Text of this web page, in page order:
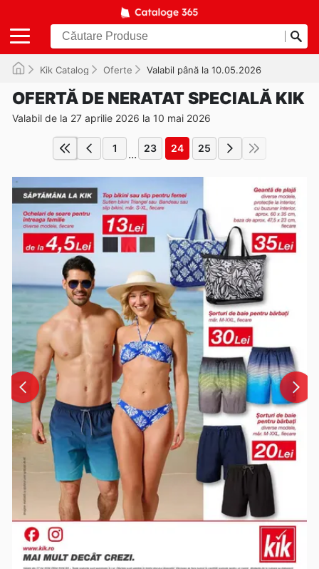
Kik Catalog Oferte Valabil până la 10.05.2026
OFERTĂ DE NERATAT SPECIALĂ KIK
Valabil de la 27 aprilie 2026 la 10 mai 2026
1 ... 23 24 25